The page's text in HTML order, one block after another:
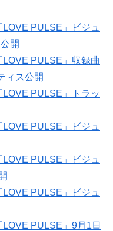
PULSE」ビジュ
開
PULSE」収録曲
ィス公開
PULSE」トラッ
PULSE」ビジュ
PULSE」ビジュ
PULSE」ビジュ
PULSE」9月1日